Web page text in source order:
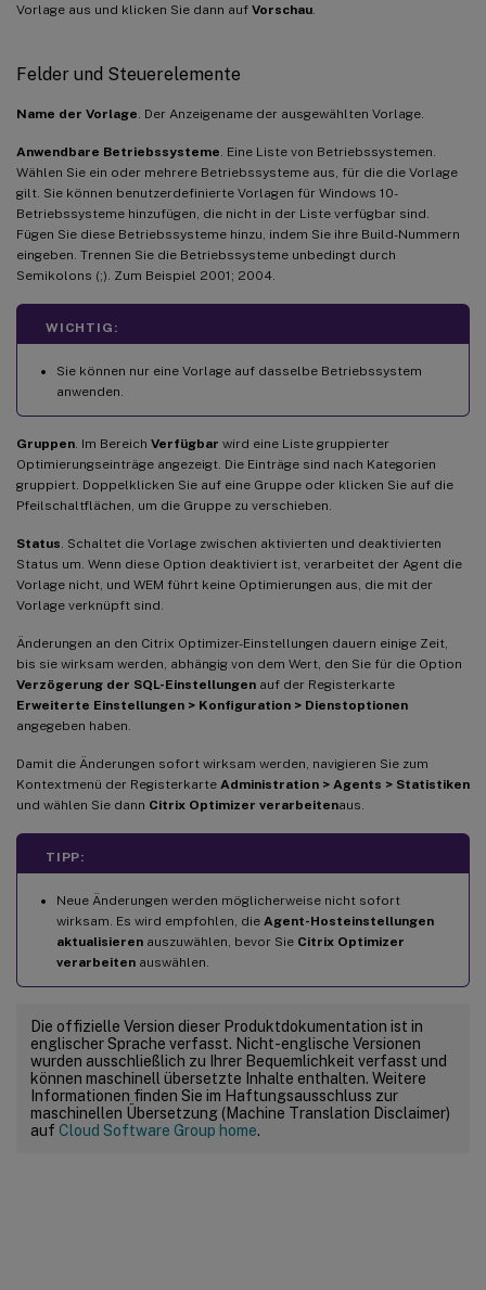
Vorlage aus und klicken Sie dann auf Vorschau
Felder und Steuerelemente
Name der Vorlage . Der Anzeigename der ausgewählten Vorlage.
Anwendbare Betriebssysteme . Eine Liste von Betriebssystemen.
Wählen Sie ein oder mehrere Betriebssysteme aus, für die die Vorlage
gilt. Sie können benutzerdefinierte Vorlagen für Windows 10-
Betriebssysteme hinzufügen, die nicht in der Liste verfügbar sind.
Fügen Sie diese Betriebssysteme hinzu, indem Sie ihre Build-Nummern
eingeben. Trennen Sie die Betriebssysteme unbedingt durch
Semikolons (;). Zum Beispiel 2001; 2004.
WICHTIG:
Sie können nur eine Vorlage auf dasselbe Betriebssystem
anwenden.
Gruppen . Im Bereich Verfügbar wird eine Liste gruppierter
Optimierungseinträge angezeigt. Die Einträge sind nach Kategorien
gruppiert. Doppelklicken Sie auf eine Gruppe oder klicken Sie auf die
Pfeilschaltflächen, um die Gruppe zu verschieben.
Status . Schaltet die Vorlage zwischen aktivierten und deaktivierten
Status um. Wenn diese Option deaktiviert ist, verarbeitet der Agent die
Vorlage nicht, und WEM führt keine Optimierungen aus, die mit der
Vorlage verknüpft sind.
Änderungen an den Citrix Optimizer-Einstellungen dauern einige Zeit,
bis sie wirksam werden, abhängig von dem Wert, den Sie für die Option
Verzögerung der SQL-Einstellungen auf der Registerkarte
Erweiterte Einstellungen > Konfiguration > Dienstoptionen
angegeben haben.
Damit die Änderungen sofort wirksam werden, navigieren Sie zum
Kontextmenü der Registerkarte Administration > Agents > Statistiken
und wählen Sie dann Citrix Optimizer verarbeitenaus.
TIPP:
Neue Änderungen werden möglicherweise nicht sofort
wirksam. Es wird empfohlen, die Agent-Hosteinstellungen
aktualisieren auszuwählen, bevor Sie Citrix Optimizer
verarbeiten auswählen.
Die offizielle Version dieser Produktdokumentation ist in
englischer Sprache verfasst. Nicht-englische Versionen
wurden ausschließlich zu Ihrer Bequemlichkeit verfasst und
können maschinell übersetzte Inhalte enthalten. Weitere
Informationen finden Sie im Haftungsausschluss zur
maschinellen Übersetzung (Machine Translation Disclaimer)
auf Cloud Software Group home.